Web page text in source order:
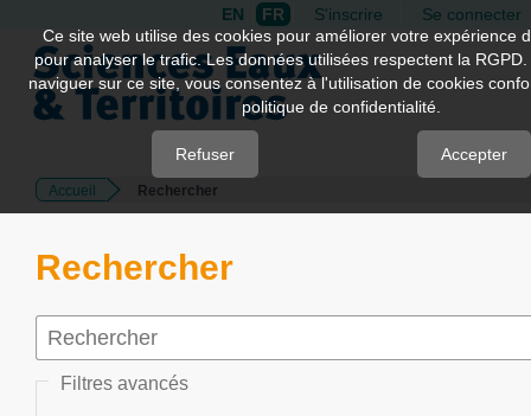
Quick
jump
page
Main
Content
EN FR S'inscrire Se connecter
Accueil Rechercher
Rechercher
Filtres avancés
Ce site web utilise des cookies pour améliorer votre expérience
pour analyser le trafic. Les données utilisées respectent la
naviguer sur ce site, vous consentez à l'utilisation de cookies
politique de confidentialité.
Refuser Accepter